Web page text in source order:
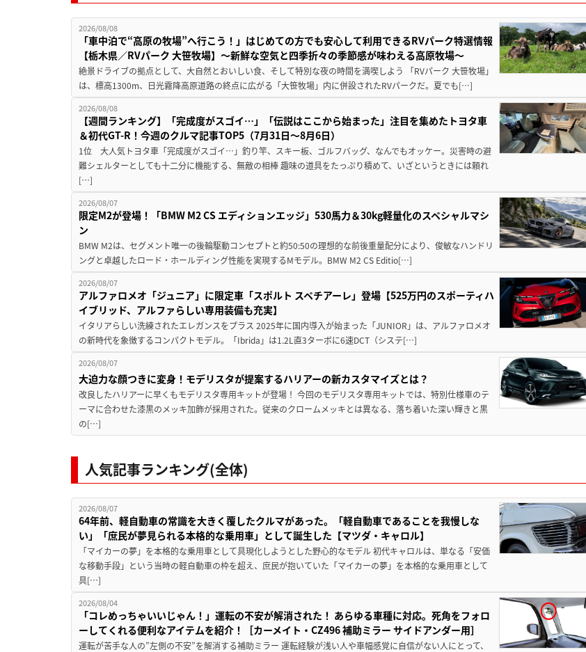
2026/08/08
「車中泊で“高原の牧場”へ行こう！」はじめての方でも安心して利用できるRVパーク特選情報
【栃木県／RVパーク 大笹牧場】～新鮮な空気と四季折々の季節感が味わえる高原牧場～
絶景ドライブの拠点として、大自然とおいしい食、そして特別な夜の時間を満喫しよう 「RVパーク 大笹牧場」
は、標高1300m、日光霧降高原道路の終点に広がる「大笹牧場」内に併設されたRVパークだ。夏でも[…]
2026/08/08
【週間ランキング】「完成度がスゴイ…」「伝説はここから始まった」注目を集めたトヨタ車
＆初代GT-R！今週のクルマ記事TOP5（7月31日〜8月6日）
1位 大人気トヨタ車「完成度がスゴイ…」釣り竿、スキー板、ゴルフバッグ、なんでもオッケー。災害時の避
難シェルターとしても十二分に機能する、無敵の相棒 趣味の道具をたっぷり積めて、いざというときには頼れ
[…]
2026/08/07
限定M2が登場！「BMW M2 CS エディションエッジ」530馬力＆30kg軽量化のスペシャルマシ
ン
BMW M2は、セグメント唯一の後輪駆動コンセプトと約50:50の理想的な前後重量配分により、俊敏なハンドリ
ングと卓越したロード・ホールディング性能を実現するMモデル。BMW M2 CS Editio[…]
2026/08/07
アルファロメオ「ジュニア」に限定車「スポルト スペチアーレ」登場【525万円のスポーティハ
イブリッド、アルファらしい専用装備も充実】
イタリアらしい洗練されたエレガンスをプラス 2025年に国内導入が始まった「JUNIOR」は、アルファロメオ
の新時代を象徴するコンパクトモデル。「Ibrida」は1.2L直3ターボに6速DCT（システ[…]
2026/08/07
大迫力な顔つきに変身！モデリスタが提案するハリアーの新カスタマイズとは？
改良したハリアーに早くもモデリスタ専用キットが登場！ 今回のモデリスタ専用キットでは、特別仕様車のテ
ーマに合わせた漆黒のメッキ加飾が採用された。従来のクロームメッキとは異なる、落ち着いた深い輝きと黒
の[…]
人気記事ランキング(全体)
2026/08/07
64年前、軽自動車の常識を大きく覆したクルマがあった。「軽自動車であることを我慢しな
い」「庶民が夢見られる本格的な乗用車」として誕生した【マツダ・キャロル】
「マイカーの夢」を本格的な乗用車として具現化しようとした野心的なモデル 初代キャロルは、単なる「安価
な移動手段」という当時の軽自動車の枠を超え、庶民が抱いていた「マイカーの夢」を本格的な乗用車として
具[…]
2026/08/04
「コレめっちゃいいじゃん！」運転の不安が解消された！ あらゆる車種に対応。死角をフォロ
ーしてくれる便利なアイテムを紹介！［カーメイト・CZ496 補助ミラー サイドアンダー用］
運転が苦手な人の”左側の不安”を解消する補助ミラー 運転経験が浅い人や車幅感覚に自信がない人にとって、